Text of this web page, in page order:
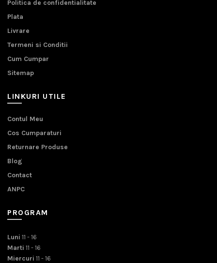
Politica de confidentialitate
Plata
Livrare
Termeni si Conditii
Cum Cumpar
Sitemap
LINKURI UTILE
Contul Meu
Cos Cumparaturi
Returnare Produse
Blog
Contact
ANPC
PROGRAM
Luni 11 - 16
Marti 11 - 16
Miercuri 11 - 16